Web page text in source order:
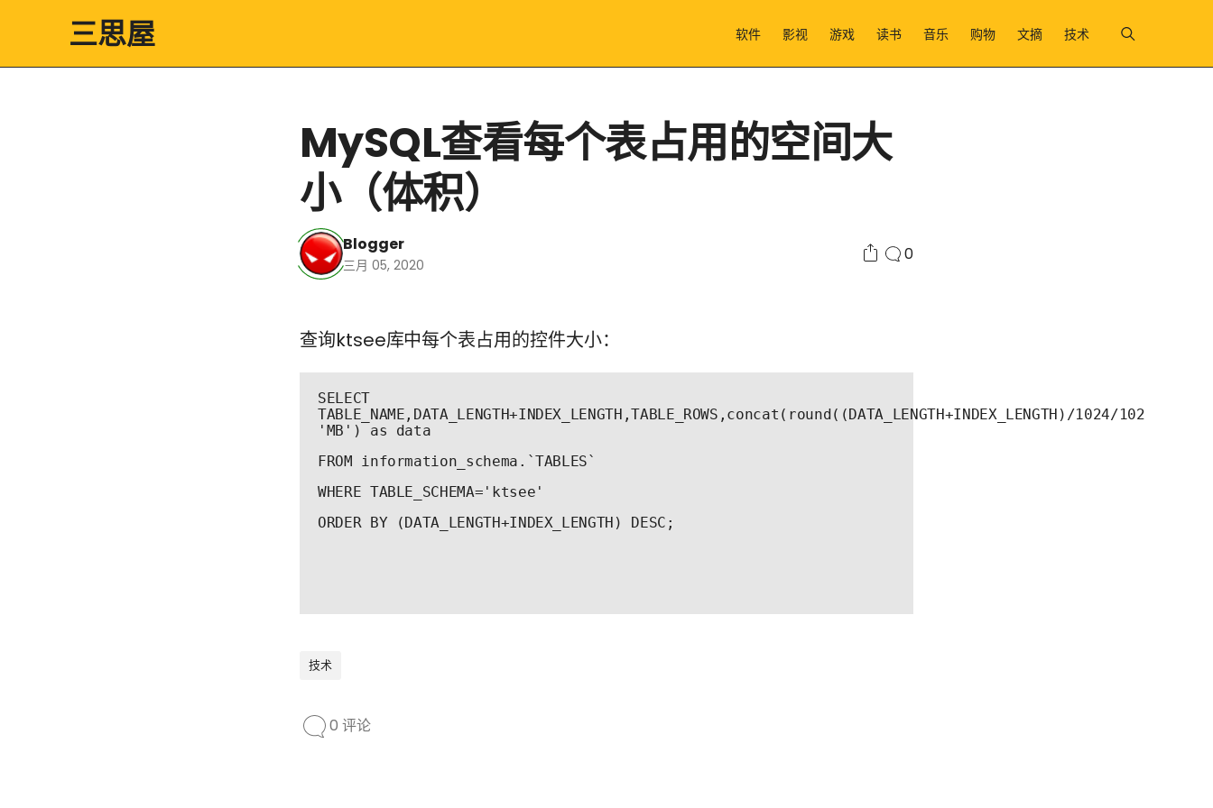
三思屋 软件 影视 游戏 读书 音乐 购物 文摘 技术
MySQL查看每个表占用的空间大
小（体积）
Blogger
三月 05, 2020
0
查询ktsee库中每个表占用的控件大小：
SELECT
TABLE_NAME,DATA_LENGTH+INDEX_LENGTH,TABLE_ROWS,concat(round((DATA_LENGTH+INDEX_LENGTH)/1024/1024,2),
'MB') as data
FROM information_schema.`TABLES`
WHERE TABLE_SCHEMA='ktsee'
ORDER BY (DATA_LENGTH+INDEX_LENGTH) DESC;
技术
0 评论